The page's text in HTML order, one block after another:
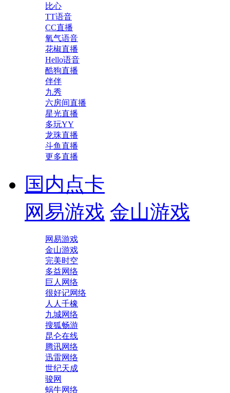
比心
TT语音
CC直播
氧气语音
花椒直播
Hello语音
酷狗直播
伴伴
九秀
六房间直播
星光直播
多玩YY
龙珠直播
斗鱼直播
更多直播
国内点卡
网易游戏 金山游戏
网易游戏
金山游戏
完美时空
多益网络
巨人网络
很好记网络
人人千橡
九城网络
搜狐畅游
昆仑在线
腾讯网络
迅雷网络
世纪天成
骏网
蜗牛网络